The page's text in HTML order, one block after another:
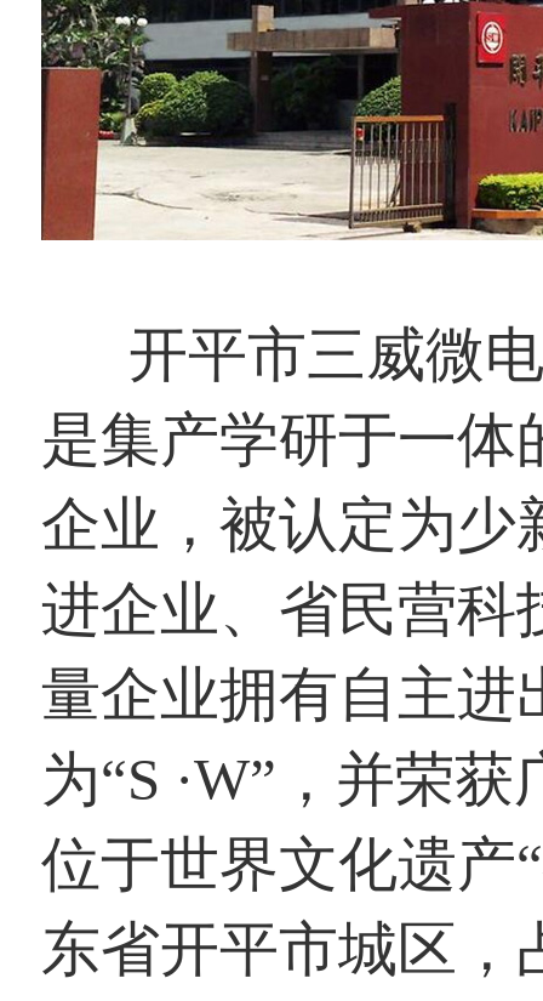
开平市三威微电
是集产学研于一体
企业，被认定为少
进企业、省民营科
量企业拥有自主进
为“S ·W”，并荣
位于世界文化遗产
东省开平市城区，